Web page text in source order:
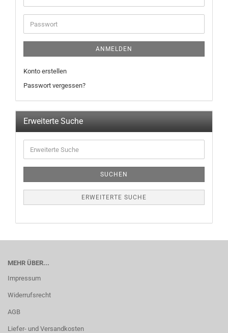
ANMELDEN
Konto erstellen
Passwort vergessen?
Erweiterte Suche
SUCHEN
ERWEITERTE SUCHE
MEHR ÜBER...
Impressum
Widerrufsrecht
AGB
Liefer- und Versandkosten